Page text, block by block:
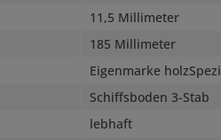
11,5 Millimeter
185 Millimeter
Eigenmarke holzSpezi
Schiffsboden 3-Stab
lebhaft